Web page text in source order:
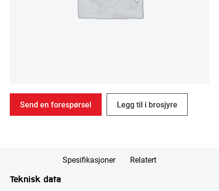
Send en forespørsel Legg til i brosjyre
Spesifikasjoner Relatert
Teknisk data